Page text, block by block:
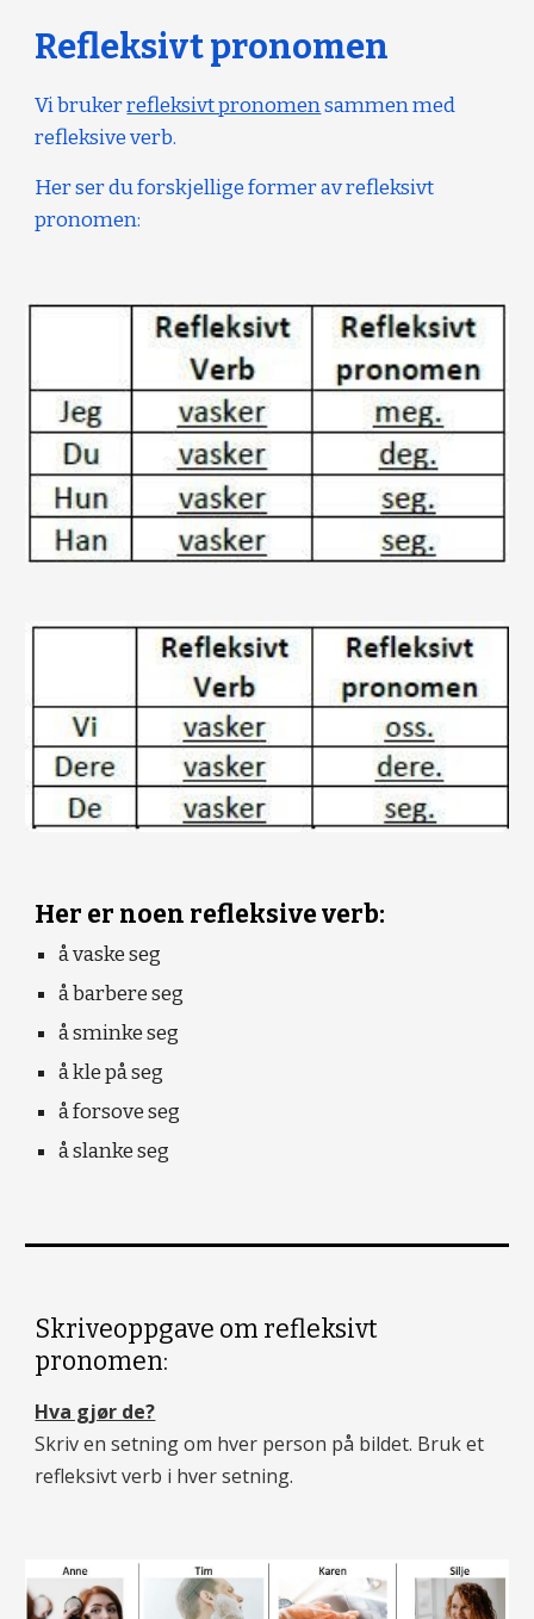
Refleksivt pronomen
Vi brukerrefleksivt pronomensammen med
refleksive verb.
Her ser du forskjellige former av refleksivt
pronomen:
Her er noen refleksive verb:
å vaske seg
å barbere seg
å sminke seg
å kle på seg
å forsove seg
å slanke seg
Skriveoppgave om refleksivt
pronomen:
Hva gjør de?
Skriv en setning om hver person på bildet. Bruk et
refleksivt verb i hver setning.